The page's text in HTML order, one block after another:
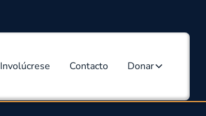
Involúcrese Contacto Donar